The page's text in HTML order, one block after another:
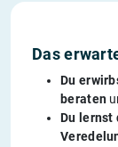
Das
Du
beraten
Du lernst